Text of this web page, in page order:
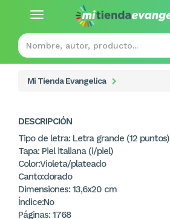
Toggle
Mi Tienda Evangelica
DESCRIPCIÓN
Tipo de letra: Letra grande (12 puntos)
Tapa: Piel italiana (i/piel)
Color:Violeta/plateado
Canto:dorado
Dimensiones: 13,6x20 cm
Índice:No
Páginas: 1768